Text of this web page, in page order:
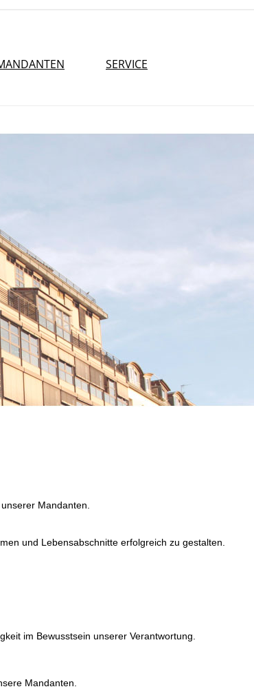
SERVICE
Mandanten.
und Lebensabschnitte erfolgreich zu gestalten.
im Bewusstsein unserer Verantwortung.
Mandanten.